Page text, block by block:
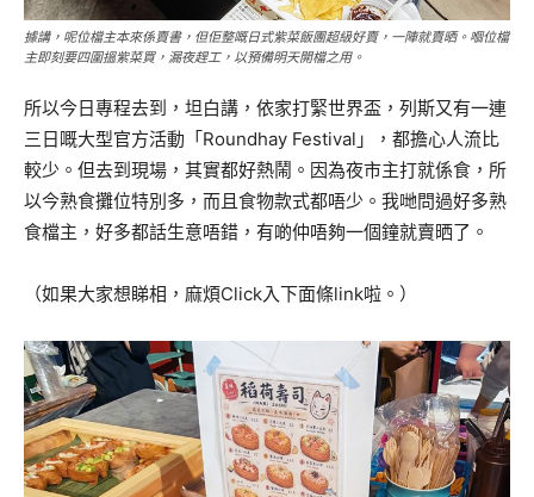
據講，呢位檔主本來係賣書，但佢整嘅日式紫菜飯團超級好賣，一陣就賣晒。嗰位檔
主即刻要四圍搵紫菜買，漏夜趕工，以預備明天開檔之用。
所以今日專程去到，坦白講，依家打緊世界盃，列斯又有一連
三日嘅大型官方活動「Roundhay Festival」，都擔心人流比
較少。但去到現場，其實都好熱鬧。因為夜市主打就係食，所
以今熟食攤位特別多，而且食物款式都唔少。我哋問過好多熟
食檔主，好多都話生意唔錯，有啲仲唔夠一個鐘就賣晒了。
（如果大家想睇相，麻煩Click入下面條link啦。）